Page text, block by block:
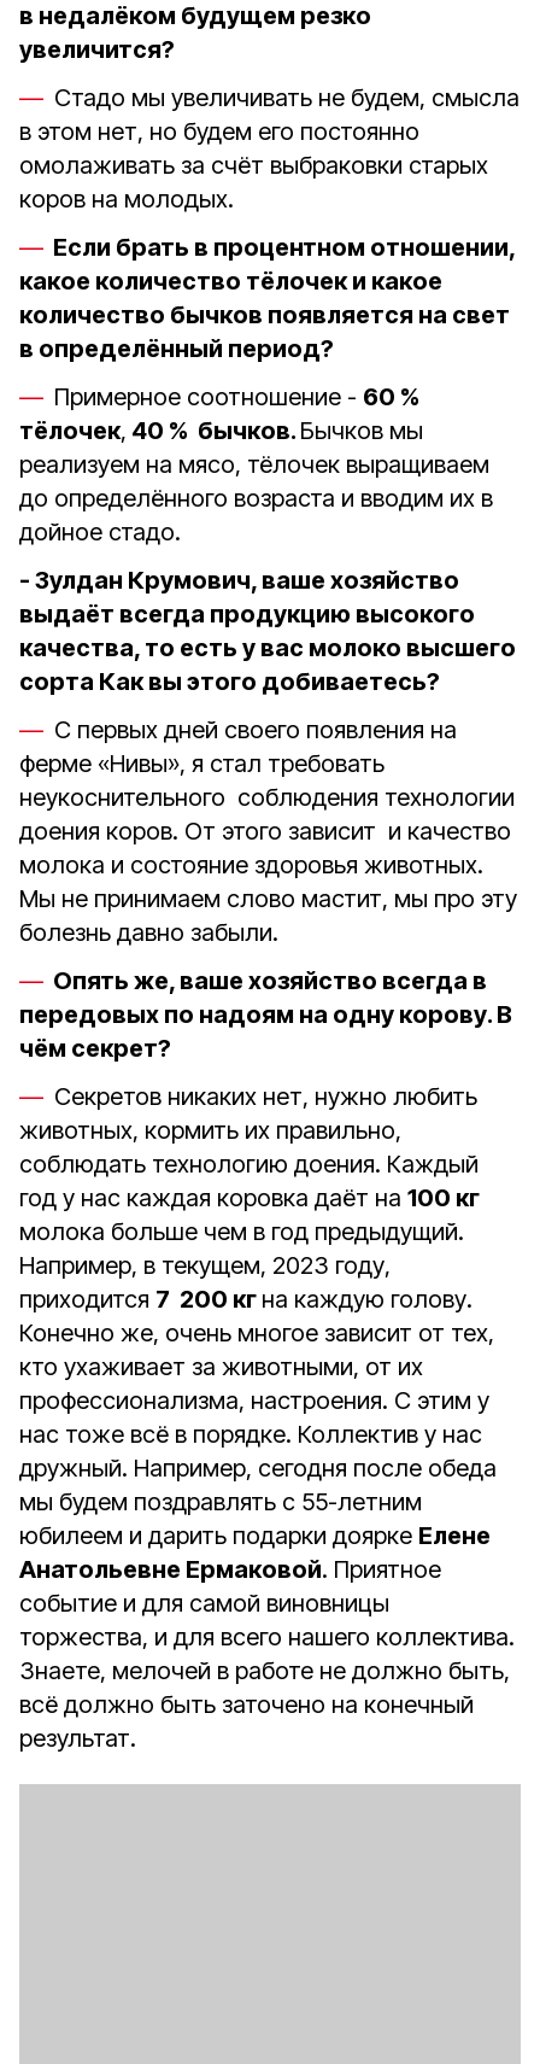
в недалёком будущем резко
увеличится?
Стадо мы увеличивать не будем, смысла
в этом нет, но будем его постоянно
омолаживать за счёт выбраковки старых
коров на молодых.
Если брать в процентном отношении,
какое количество тёлочек и какое
количество бычков появляется на свет
в определённый период?
Примерное соотношение - 60 %
тёлочек, 40 % бычков. Бычков мы
реализуем на мясо, тёлочек выращиваем
до определённого возраста и вводим их в
дойное стадо.
- Зулдан Крумович, ваше хозяйство
выдаёт всегда продукцию высокого
качества, то есть у вас молоко высшего
сорта Как вы этого добиваетесь?
С первых дней своего появления на
ферме «Нивы», я стал требовать
неукоснительного соблюдения технологии
доения коров. От этого зависит и качество
молока и состояние здоровья животных.
Мы не принимаем слово мастит, мы про эту
болезнь давно забыли.
Опять же, ваше хозяйство всегда в
передовых по надоям на одну корову. В
чём секрет?
Секретов никаких нет, нужно любить
животных, кормить их правильно,
соблюдать технологию доения. Каждый
год у нас каждая коровка даёт на 100 кг
молока больше чем в год предыдущий.
Например, в текущем, 2023 году,
приходится 7 200 кг на каждую голову.
Конечно же, очень многое зависит от тех,
кто ухаживает за животными, от их
профессионализма, настроения. С этим у
нас тоже всё в порядке. Коллектив у нас
дружный. Например, сегодня после обеда
мы будем поздравлять с 55-летним
юбилеем и дарить подарки доярке Елене
Анатольевне Ермаковой. Приятное
событие и для самой виновницы
торжества, и для всего нашего коллектива.
Знаете, мелочей в работе не должно быть,
всё должно быть заточено на конечный
результат.